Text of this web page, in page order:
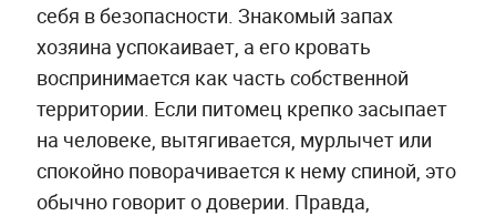
себя в безопасности. Знакомый запах
хозяина успокаивает, а его кровать
воспринимается как часть собственной
территории. Если питомец крепко засыпает
на человеке, вытягивается, мурлычет или
спокойно поворачивается к нему спиной, это
обычно говорит о доверии. Правда,